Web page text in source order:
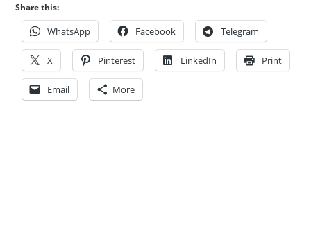
Share this:
WhatsApp Facebook Telegram
X Pinterest LinkedIn Print
Email More